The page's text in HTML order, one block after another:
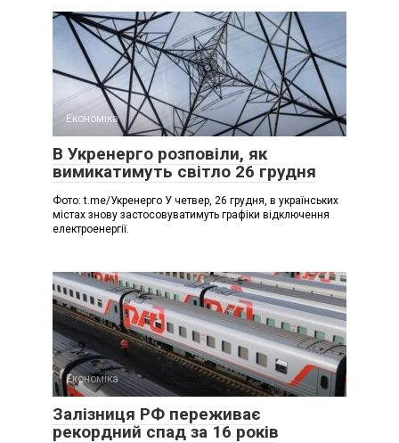
Економіка
В Укренерго розповіли, як
вимикатимуть світло 26 грудня
Фото: t.me/Укренерго У четвер, 26 грудня, в українських
містах знову застосовуватимуть графіки відключення
електроенергії.
Економіка
Залізниця РФ переживає
рекордний спад за 16 років